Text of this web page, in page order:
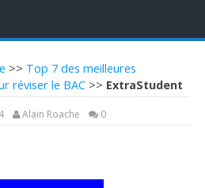
>> Top 7 des meilleures
réviser le BAC >> ExtraStudent
Alain Roache 0